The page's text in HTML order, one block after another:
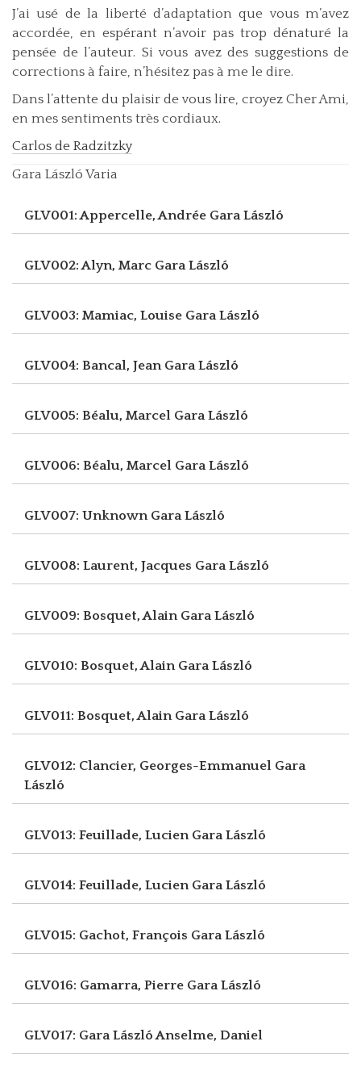
J’ai usé de la liberté d’adaptation que vous m’avez
accordée, en espérant n’avoir pas trop dénaturé la
pensée de l’auteur. Si vous avez des suggestions de
corrections à faire, n’hésitez pas à me le dire.
Dans l’attente du plaisir de vous lire, croyez Cher Ami,
en mes sentiments très cordiaux.
Carlos de Radzitzky
Gara László Varia
GLV001: Appercelle, Andrée Gara László
GLV002: Alyn, Marc Gara László
GLV003: Mamiac, Louise Gara László
GLV004: Bancal, Jean Gara László
GLV005: Béalu, Marcel Gara László
GLV006: Béalu, Marcel Gara László
GLV007: Unknown Gara László
GLV008: Laurent, Jacques Gara László
GLV009: Bosquet, Alain Gara László
GLV010: Bosquet, Alain Gara László
GLV011: Bosquet, Alain Gara László
GLV012: Clancier, Georges-Emmanuel Gara
László
GLV013: Feuillade, Lucien Gara László
GLV014: Feuillade, Lucien Gara László
GLV015: Gachot, François Gara László
GLV016: Gamarra, Pierre Gara László
GLV017: Gara LászlóAnselme, Daniel